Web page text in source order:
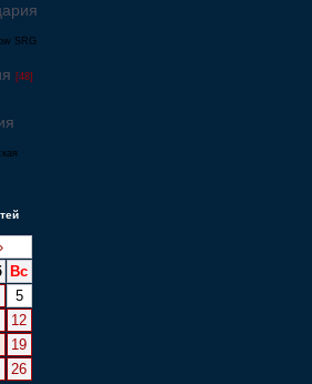
SRG
[48]
Вс
5
12
19
26